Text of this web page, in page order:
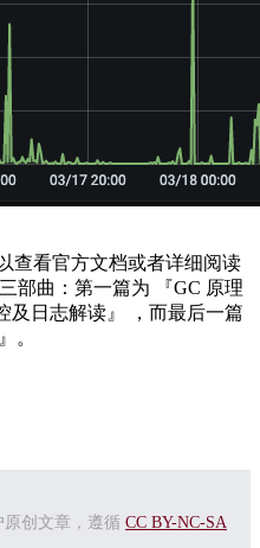
查看官方文档或者详细阅读
部曲：第一篇为 『GC 原理
及日志解读』 ，而最后一篇
。
创文章，遵循 CC BY-NC-SA